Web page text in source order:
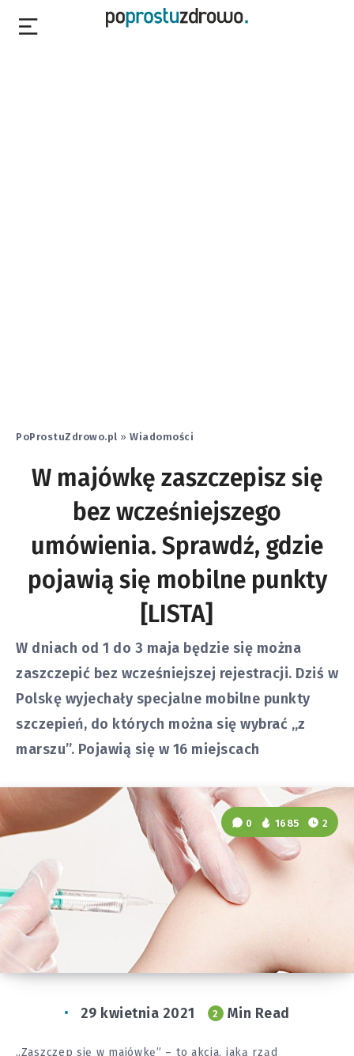
PoProstuZdrowo.pl » Wiadomości
W majówkę zaszczepisz się
bez wcześniejszego
umówienia. Sprawdź, gdzie
pojawią się mobilne punkty
[LISTA]
W dniach od 1 do 3 maja będzie się można
zaszczepić bez wcześniejszej rejestracji. Dziś w
Polskę wyjechały specjalne mobilne punkty
szczepień, do których można się wybrać „z
marszu”. Pojawią się w 16 miejscach
0 1685 2
29 kwietnia 2021 2 Min Read
„Zaszczep się w majówkę” – to akcja, jaką rząd